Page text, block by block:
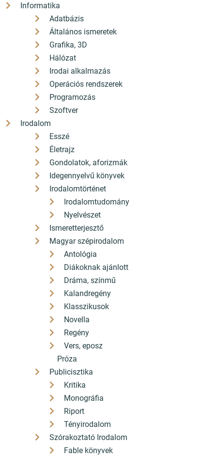
Informatika
Adatbázis
Általános ismeretek
Grafika, 3D
Hálózat
Irodai alkalmazás
Operációs rendszerek
Programozás
Szoftver
Irodalom
Esszé
Életrajz
Gondolatok, aforizmák
Idegennyelvű könyvek
Irodalomtörténet
Irodalomtudomány
Nyelvészet
Ismeretterjesztő
Magyar szépirodalom
Antológia
Diákoknak ajánlott
Dráma, színmű
Kalandregény
Klasszikusok
Novella
Regény
Vers, eposz
Próza
Publicisztika
Kritika
Monográfia
Riport
Tényirodalom
Szórakoztató Irodalom
Fable könyvek